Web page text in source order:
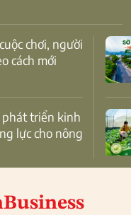
cách mới
lực cho nông